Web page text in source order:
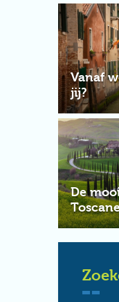
Vanaf
jij?
De